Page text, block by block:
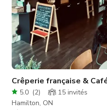
Crêperie française &
5.0 (2) 15 invités
Hamilton, ON